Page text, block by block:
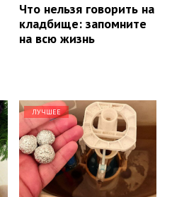
Что нельзя говорить на
кладбище: запомните
на всю жизнь
ЛУЧШЕЕ